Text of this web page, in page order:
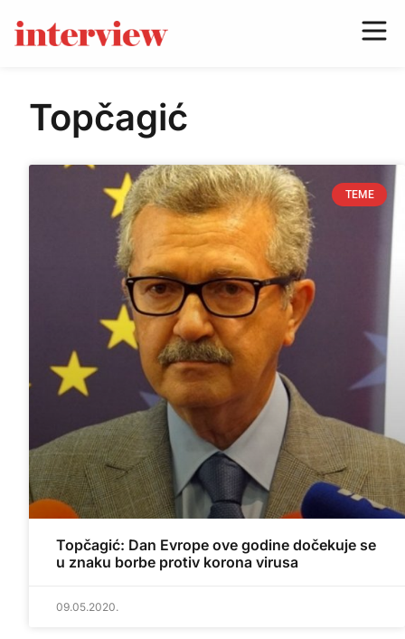
Topčagić
TEME
Topčagić: Dan Evrope ove godine dočekuje se
u znaku borbe protiv korona virusa
09.05.2020.